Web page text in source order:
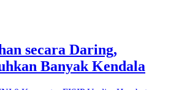
secara Daring,
Banyak Kendala